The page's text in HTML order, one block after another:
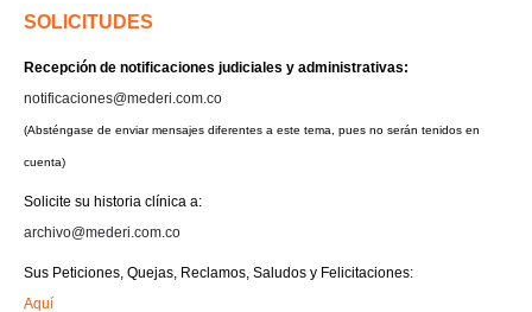
SOLICITUDES
Recepción de notificaciones judiciales y administrativas:
notificaciones@mederi.com.co
(Absténgase de enviar mensajes diferentes a este tema, pues no serán tenidos en
cuenta)
Solicite su historia clínica a:
archivo@mederi.com.co
Sus Peticiones, Quejas, Reclamos, Saludos y Felicitaciones:
Aquí